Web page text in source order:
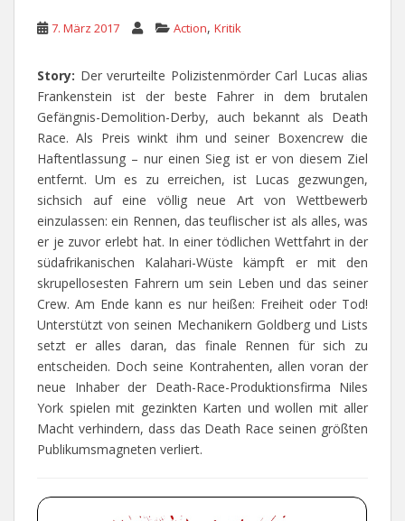
7. März 2017 Action, Kritik
Story: Der verurteilte Polizistenmörder Carl Lucas alias
Frankenstein ist der beste Fahrer in dem brutalen
Gefängnis-Demolition-Derby, auch bekannt als Death
Race. Als Preis winkt ihm und seiner Boxencrew die
Haftentlassung – nur einen Sieg ist er von diesem Ziel
entfernt. Um es zu erreichen, ist Lucas gezwungen,
sichsich auf eine völlig neue Art von Wettbewerb
einzulassen: ein Rennen, das teuflischer ist als alles, was
er je zuvor erlebt hat. In einer tödlichen Wettfahrt in der
südafrikanischen Kalahari-Wüste kämpft er mit den
skrupellosesten Fahrern um sein Leben und das seiner
Crew. Am Ende kann es nur heißen: Freiheit oder Tod!
Unterstützt von seinen Mechanikern Goldberg und Lists
setzt er alles daran, das finale Rennen für sich zu
entscheiden. Doch seine Kontrahenten, allen voran der
neue Inhaber der Death-Race-Produktionsfirma Niles
York spielen mit gezinkten Karten und wollen mit aller
Macht verhindern, dass das Death Race seinen größten
Publikumsmagneten verliert.